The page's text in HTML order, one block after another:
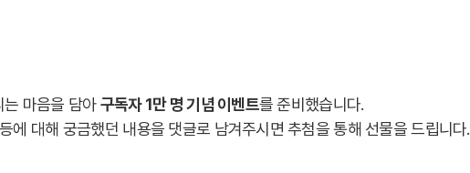
마음을 담아구독자 1만 명 기념 이벤트를 준비했습니다.
에 대해 궁금했던 내용을 댓글로 남겨주시면 추첨을 통해 선물을 드립니다.